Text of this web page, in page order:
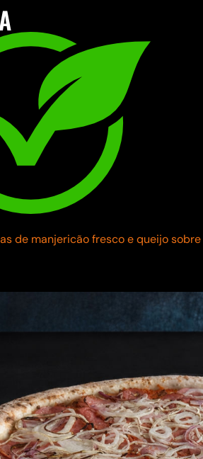
de manjericão fresco e queijo sobre